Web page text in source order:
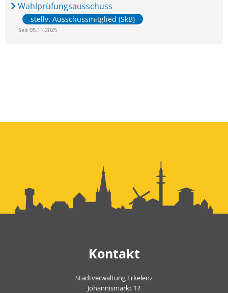
Wahlprüfungsausschuss
stellv. Ausschussmitglied (SkB)
Seit 05.11.2025
Kontakt
Stadtverwaltung Erkelenz
Johannismarkt 17